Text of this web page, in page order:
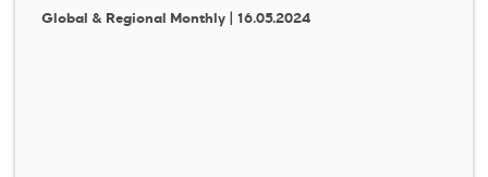
Global & Regional Monthly | 16.05.2024